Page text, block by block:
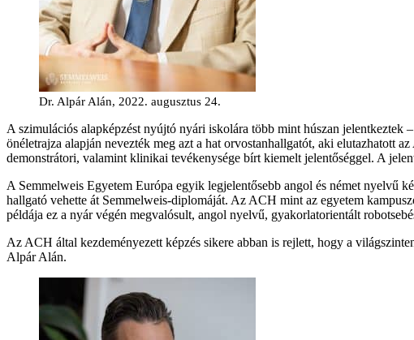
Dr. Alpár Alán, 2022. augusztus 24.
A szimulációs alapképzést nyújtó nyári iskolára több mint húszan
önéletrajza alapján nevezték meg azt a hat orvostanhallgatót, aki elutazhatott
demonstrátori, valamint klinikai tevékenysége bírt kiemelt jelentőséggel. A
A Semmelweis Egyetem Európa egyik legjelentősebb angol és német nyelvű
hallgató vehette át Semmelweis-diplomáját. Az ACH mint az egyetem
példája ez a nyár végén megvalósult, angol nyelvű, gyakorlatorientált
Az ACH által kezdeményezett képzés sikere abban is rejlett, hogy a
Alpár Alán.